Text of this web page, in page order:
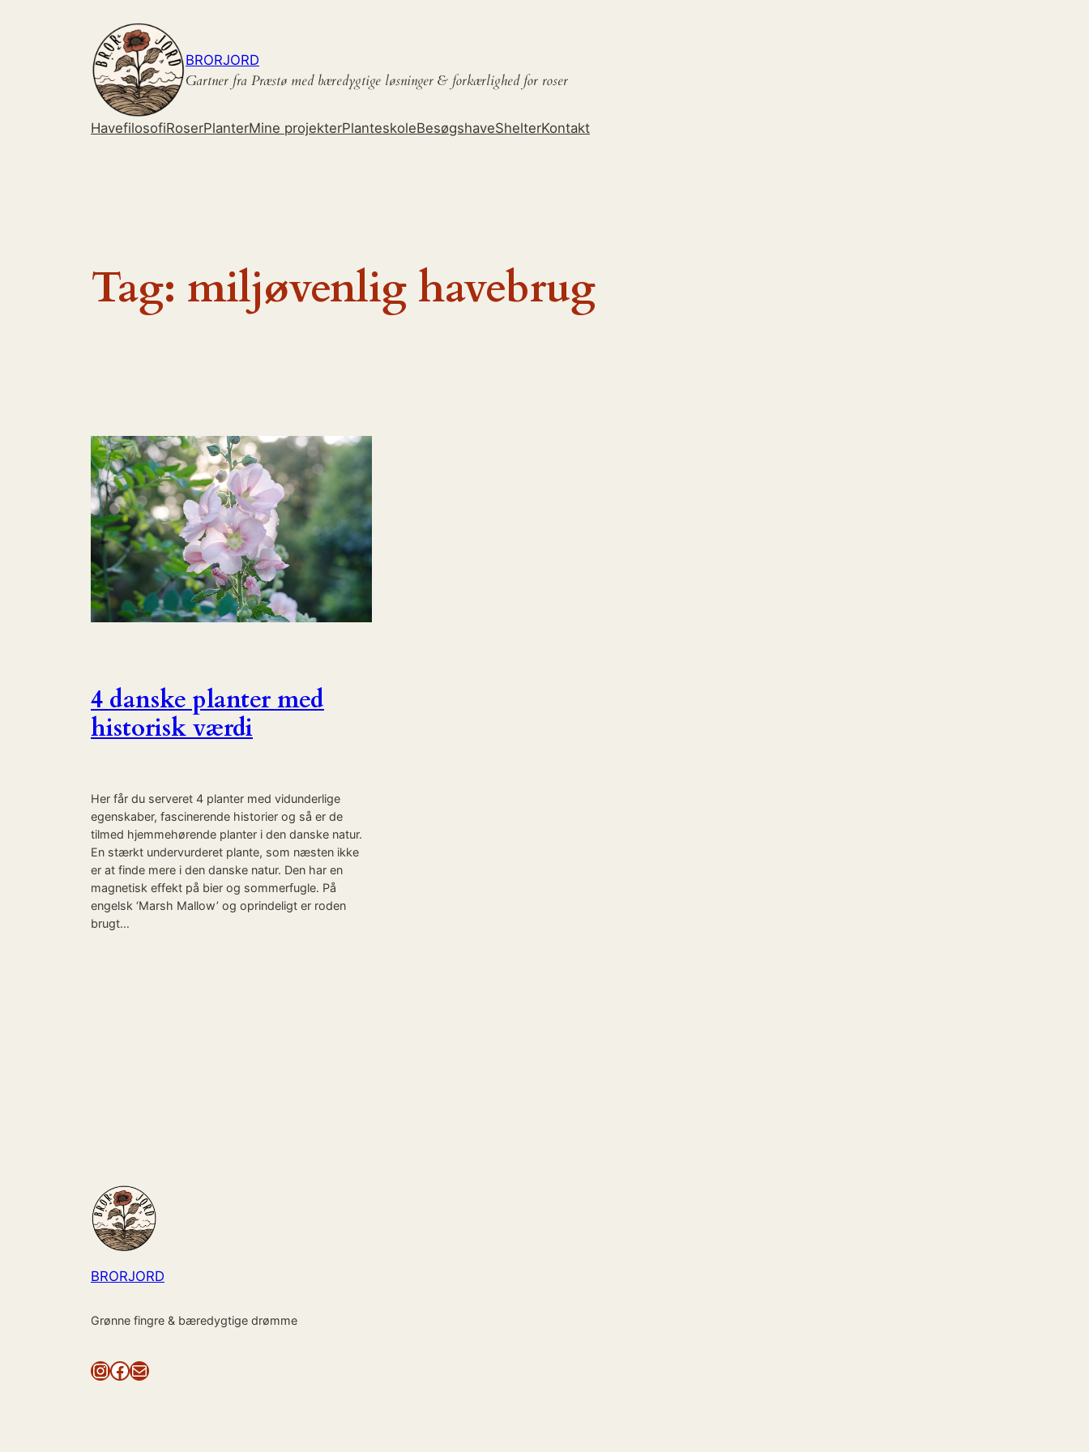
BRORJORD
Gartner fra Præstø med bæredygtige løsninger & forkærlighed for roser
HavefilosofiRoserPlanterMine projekterPlanteskoleBesøgshaveShelterKontakt
Tag: miljøvenlig havebrug
4 danske planter med
historisk værdi
Her får du serveret 4 planter med vidunderlige
egenskaber, fascinerende historier og så er de
tilmed hjemmehørende planter i den danske natur.
En stærkt undervurderet plante, som næsten ikke
er at finde mere i den danske natur. Den har en
magnetisk effekt på bier og sommerfugle. På
engelsk ‘Marsh Mallow’ og oprindeligt er roden
brugt…
BRORJORD
Grønne fingre & bæredygtige drømme
InstagramFacebook Mail